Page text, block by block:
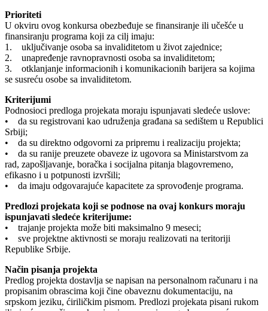
Prioriteti
U okviru ovog konkursa obezbeđuje se finansiranje ili učešće u
finansiranju programa koji za cilj imaju:
1. uključivanje osoba sa invaliditetom u život zajednice;
2. unapređenje ravnopravnosti osoba sa invaliditetom;
3. otklanjanje informacionih i komunikacionih barijera sa kojima
se susreću osobe sa invaliditetom.
Kriterijumi
Podnosioci predloga projekata moraju ispunjavati sledeće uslove:
• da su registrovani kao udruženja građana sa sedištem u Republici
Srbiji;
• da su direktno odgovorni za pripremu i realizaciju projekta;
• da su ranije preuzete obaveze iz ugovora sa Ministarstvom za
rad, zapošljavanje, boračka i socijalna pitanja blagovremeno,
efikasno i u potpunosti izvršili;
• da imaju odgovarajuće kapacitete za sprovođenje programa.
Predlozi projekata koji se podnose na ovaj konkurs moraju
ispunjavati sledeće kriterijume:
• trajanje projekta može biti maksimalno 9 meseci;
• sve projektne aktivnosti se moraju realizovati na teritoriji
Republike Srbije.
Način pisanja projekta
Predlog projekta dostavlja se napisan na personalnom računaru i na
propisanim obrascima koji čine obaveznu dokumentaciju, na
srpskom jeziku, ćiriličkim pismom. Predlozi projekata pisani rukom